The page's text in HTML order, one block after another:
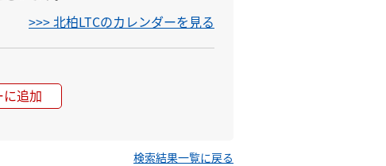
>>> 北柏LTCのカレンダーを見る
追加
検索結果一覧に戻る